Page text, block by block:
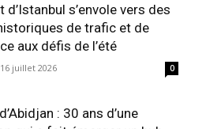
d’Istanbul s’envole vers des
de trafic et de
aux défis de l’été
16 juillet 2026 0
: 30 ans d’une